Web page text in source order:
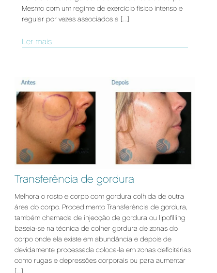
Mesmo com um regime de exercício físico intenso e
regular por vezes associados a […]
Ler mais
Transferência de gordura
Melhora o rosto e corpo com gordura colhida de outra
área do corpo. Procedimento Transferência de gordura,
também chamada de injecção de gordura ou lipofilling
baseia-se na técnica de colher gordura de zonas do
corpo onde ela existe em abundância e depois de
devidamente processada coloca-la em zonas deficitárias
como rugas e depressões corporais ou para aumentar
[…]